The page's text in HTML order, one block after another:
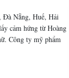
Đà Nẵng, Huế, Hải
cảm hứng từ Hoàng
Công ty mỹ phẩm